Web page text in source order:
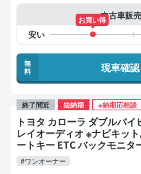
中古車販
お買い得
無
料
現車確
終了間近 短納期 ※納期応相談
トヨタ カローラ ダブルバイビー 整備記録簿あり
レイオーディオ ※ナビキッ
ートキー ETC バックモニタ
#ワンオーナー